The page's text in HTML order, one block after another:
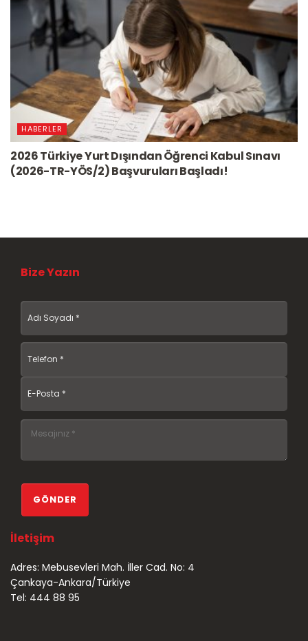
HABERLER
2026 Türkiye Yurt Dışından Öğrenci Kabul Sınavı
(2026-TR-YÖS/2) Başvuruları Başladı!
Bize Yazın
İletişim
Adres: Mebusevleri Mah. İller Cad. No: 4
Çankaya-Ankara/Türkiye
Tel: 444 88 95